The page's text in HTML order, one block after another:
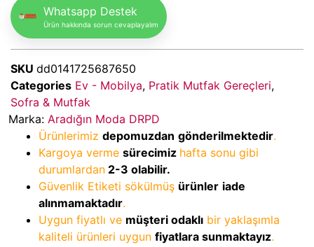
Whatsapp Destek
Ürün hakkında sorun cevaplayalım
SKU dd0141725687650
Categories Ev - Mobilya, Pratik Mutfak Gereçleri,
Sofra & Mutfak
Marka: Aradığın Moda DRPD
Ürünlerimiz depomuzdan gönderilmektedir.
Kargoya verme sürecimiz hafta sonu gibi
durumlardan 2-3 olabilir.
Güvenlik Etiketi sökülmüş ürünler iade
alınmamaktadır.
Uygun fiyatlı ve müşteri odaklı bir yaklaşımla
kaliteli ürünleri uygun fiyatlara sunmaktayız.